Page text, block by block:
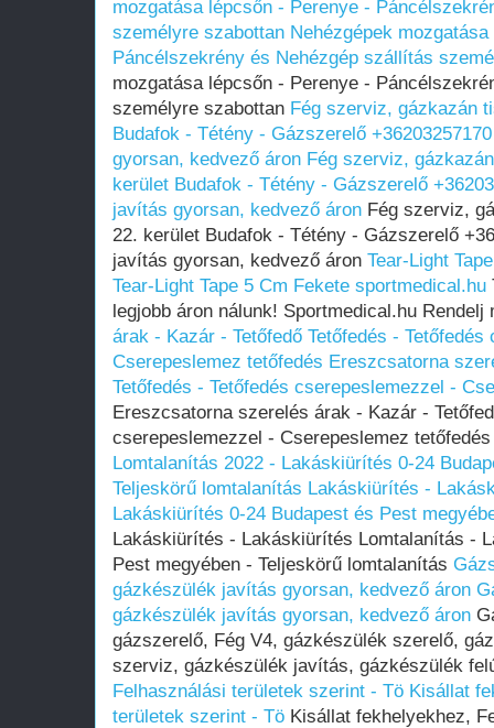
mozgatása lépcsőn - Perenye -
személyre szabottan Nehézgépek
Páncélszekrény és Nehézgép szállítás
mozgatása lépcsőn - Perenye -
személyre szabottan Fég szerviz, gázkazán
Budafok - Tétény - Gázszerelő
gyorsan, kedvező áron Fég szerviz,
kerület Budafok - Tétény - Gázszerelő
javítás gyorsan, kedvező áron Fég szerviz,
22. kerület Budafok - Tétény - Gázszerelő
javítás gyorsan, kedvező áron Tear-Light
Tear-Light Tape 5 Cm Fekete sportmedical.hu
legjobb áron nálunk! Sportmedical.hu
árak - Kazár - Tetőfedő Tetőfedés -
Cserepeslemez tetőfedés Ereszcsatorna
Tetőfedés - Tetőfedés cserepeslemezzel -
Ereszcsatorna szerelés árak - Kazár -
cserepeslemezzel - Cserepeslemez
Lomtalanítás‎ 2022 - Lakáskiürítés 0-24
Teljeskörű lomtalanítás Lakáskiürítés -
Lakáskiürítés 0-24 Budapest és Pest
Lakáskiürítés - Lakáskiürítés Lomtalanítás‎ -
Pest megyében‎ - Teljeskörű lomtalanítás
gázkészülék javítás gyorsan, kedvező áron
gázkészülék javítás gyorsan, kedvező áron
gázszerelő, Fég V4, gázkészülék szerelő,
szerviz, gázkészülék javítás, gázkészülék
Felhasználási területek szerint - Tö Kisállat
területek szerint - Tö Kisállat fekhelyekhez,